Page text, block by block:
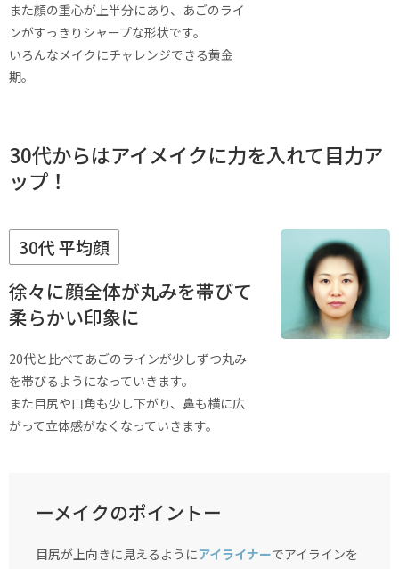
また顔の重心が上半分にあり、あごのライ
ンがすっきりシャープな形状です。
いろんなメイクにチャレンジできる黄金
期。
30代からはアイメイクに力を入れて目力ア
ップ！
30代 平均顔
徐々に顔全体が丸みを帯びて
柔らかい印象に
20代と比べてあごのラインが少しずつ丸み
を帯びるようになっていきます。
また目尻や口角も少し下がり、鼻も横に広
がって立体感がなくなっていきます。
ーメイクのポイントー
目尻が上向きに見えるようにアイライナーでアイラインを